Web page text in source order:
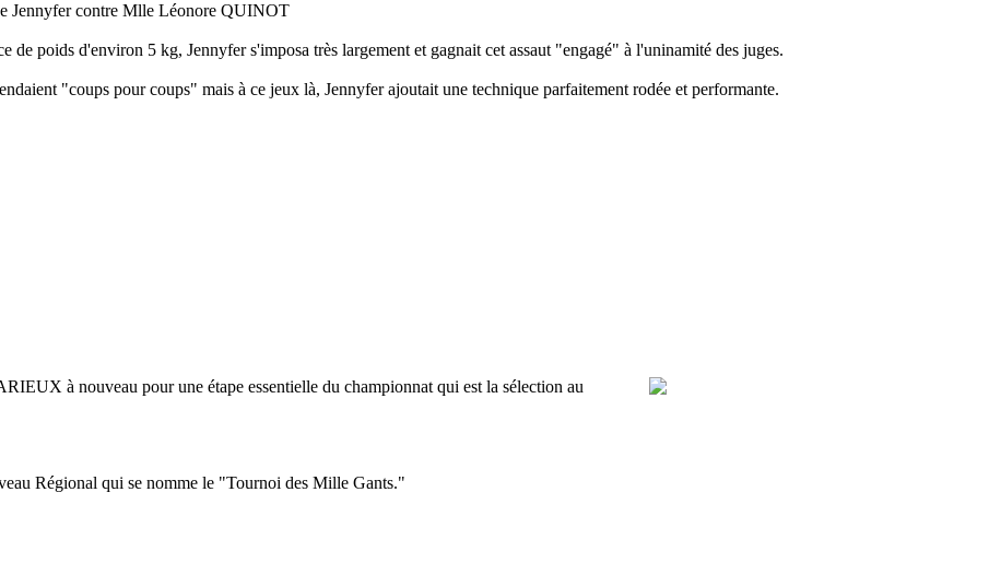
Jennyfer contre Mlle Léonore QUINOT
de poids d'environ 5 kg, Jennyfer s'imposa très largement et gagnait cet assaut "engagé" à l'uninamité des juges.
"coups pour coups" mais à ce jeux là, Jennyfer ajoutait une technique parfaitement rodée et performante.
à nouveau pour une étape essentielle du championnat qui est la sélection au
Régional qui se nomme le "Tournoi des Mille Gants."